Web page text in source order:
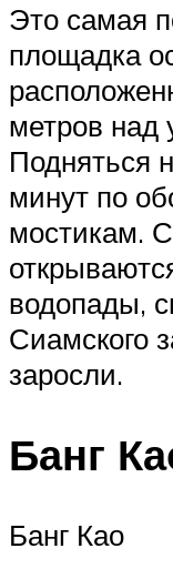
Это самая
площадка
метров над
Подняться
минут по
мостикам.
водопады,
Сиамского
заросли.
Банг
Банг Као